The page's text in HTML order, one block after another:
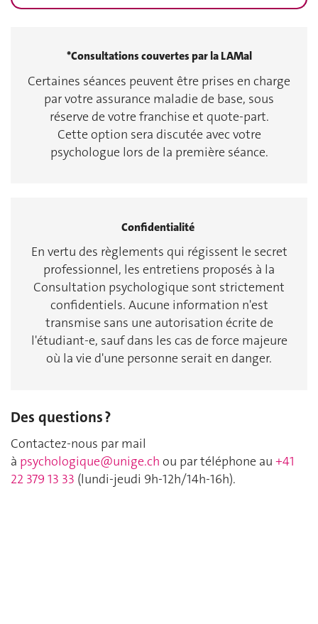
*Consultations couvertes par la LAMal
Certaines séances peuvent être prises en charge
par votre assurance maladie de base, sous
réserve de votre franchise et quote-part.
Cette option sera discutée avec votre
psychologue lors de la première séance.
Confidentialité
En vertu des règlements qui régissent le secret
professionnel, les entretiens proposés à la
Consultation psychologique sont strictement
confidentiels. Aucune information n'est
transmise sans une autorisation écrite de
l'étudiant-e, sauf dans les cas de force majeure
où la vie d'une personne serait en danger.
Des questions ?
Contactez-nous par mail
à psychologique@unige.ch ou par téléphone au +41
22 379 13 33 (lundi-jeudi 9h-12h/14h-16h).